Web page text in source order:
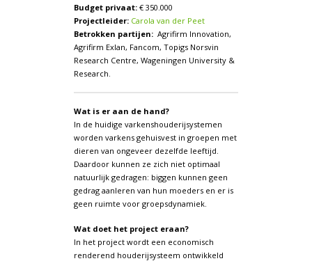
Budget privaat:€ 350.000
Projectleider: Carola van der Peet
Betrokken partijen: Agrifirm Innovation,
Agrifirm Exlan, Fancom, Topigs Norsvin
Research Centre, Wageningen University &
Research.
Wat is er aan de hand?
In de huidige varkenshouderijsystemen
worden varkens gehuisvest in groepen met
dieren van ongeveer dezelfde leeftijd.
Daardoor kunnen ze zich niet optimaal
natuurlijk gedragen: biggen kunnen geen
gedrag aanleren van hun moeders en er is
geen ruimte voor groepsdynamiek.
Wat doet het project eraan?
In het project wordt een economisch
renderend houderijsysteem ontwikkeld